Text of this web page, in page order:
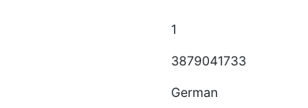
1
3879041733
German